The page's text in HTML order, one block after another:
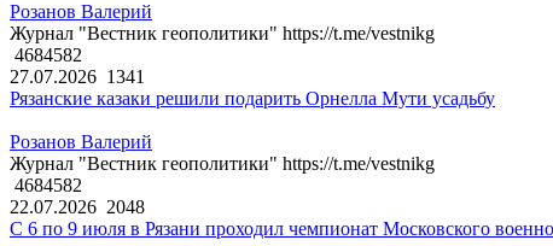
Розанов Валерий
Журнал "Вестник геополитики" https://t.me/vestnikg
4684582
27.07.2026 1341
Рязанские казаки решили подарить Орнелла Мути усадьбу
Розанов Валерий
Журнал "Вестник геополитики" https://t.me/vestnikg
4684582
22.07.2026 2048
С 6 по 9 июля в Рязани проходил чемпионат Московского